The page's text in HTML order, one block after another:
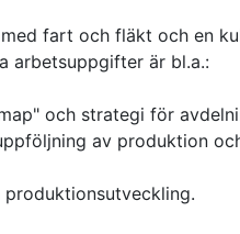
fart och fläkt och en
arbetsuppgifter är bl.a.:
och strategi för
av produktion